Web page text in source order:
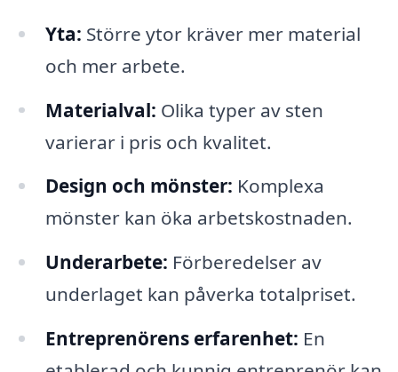
Yta: Större ytor kräver mer material
och mer arbete.
Materialval: Olika typer av sten
varierar i pris och kvalitet.
Design och mönster: Komplexa
mönster kan öka arbetskostnaden.
Underarbete: Förberedelser av
underlaget kan påverka totalpriset.
Entreprenörens erfarenhet: En